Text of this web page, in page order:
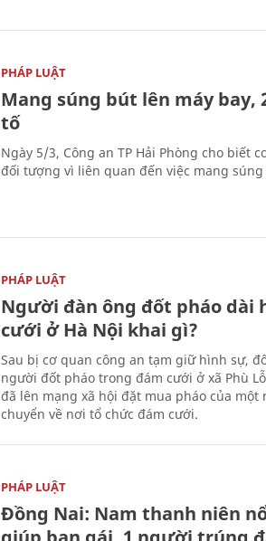
PHÁP LUẬT
Mang súng bút lên máy
tố
Ngày 5/3, Công an TP Hải Phòng cho biết
đối tượng vì liên quan đến việc mang
PHÁP LUẬT
Người đàn ông đốt pháo dài
cưới ở Hà Nội khai gì?
Sau bị cơ quan công an tạm giữ hình sự,
người đốt pháo trong đám cưới ở xã Phù
đã lên mạng xã hội đặt mua pháo của
chuyển về nơi tổ chức đám cưới.
PHÁP LUẬT
Đồng Nai: Nam thanh niên